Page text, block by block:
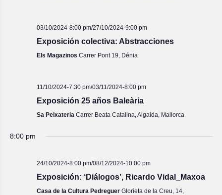
03/10/2024-8:00 pm/27/10/2024-9:00 pm
Exposición colectiva: Abstracciones
Els Magazinos Carrer Pont 19, Dénia
11/10/2024-7:30 pm/03/11/2024-8:00 pm
Exposición 25 años Baleària
Sa Peixateria Carrer Beata Catalina, Algaida, Mallorca
8:00 pm
24/10/2024-8:00 pm/08/12/2024-10:00 pm
Exposición: ‘Diálogos’, Ricardo Vidal_Maxoa
Casa de la Cultura Pedreguer Glorieta de la Creu, 14,